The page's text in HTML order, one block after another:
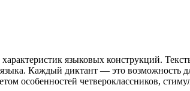
языковых конструкций.
Каждый диктант — это возможность
особенностей четвероклассников,